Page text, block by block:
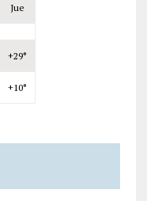
Jue
+29°
+10°